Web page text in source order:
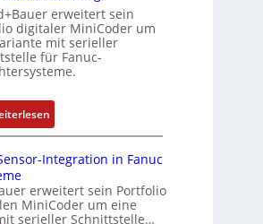
f
i
g
u
e
e
R
a
s
p
e
r
y
i
i
e
r
t
P
o
s
i
i
o
erweitert sein
digitaler MiniCoder um
mit serieller
für Fanuc-
:
D
h
g
Integration in Fanuc
erweitert sein Portfolio
MiniCoder um eine
serieller Schnittstelle…